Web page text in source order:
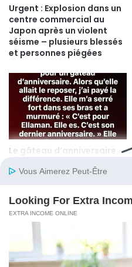
Urgent : Explosion dans un
centre commercial au
Japon après un violent
séisme – plusieurs blessés
et personnes piégées
Le gâteau d’anniversaire
petits gestes peuvent tout
Politique de cookie